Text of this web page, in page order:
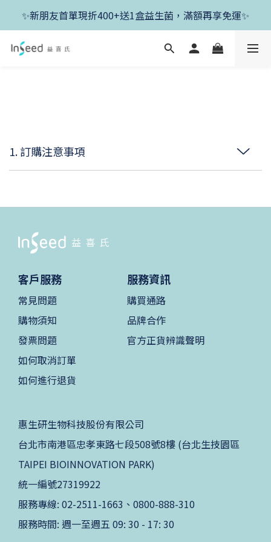
✨新朋友首單現折400+送1盒益生菌，滿額再享免運✨
✨新朋友首單現折400+送1盒益生菌，滿額再享免運✨
✨父親節開跑！好菌任搭8折，滿額加送1盒好菌✨
1. 訂購注意事項
客戶服務
常見問題
購物須知
發票問題
如何取消訂單
如何進行退貨
服務資訊
購買通路
品牌合作
官方正貨辨識聲明
惠生研生物科技股份有限公司
台北市南港區忠孝東路七段508號8樓 (台北生技園區
TAIPEI BIOINNOVATION PARK)
統一編號27319922
服務專線: 02-2511-1663、0800-888-310
服務時間: 週一至週五 09: 30 - 17: 30